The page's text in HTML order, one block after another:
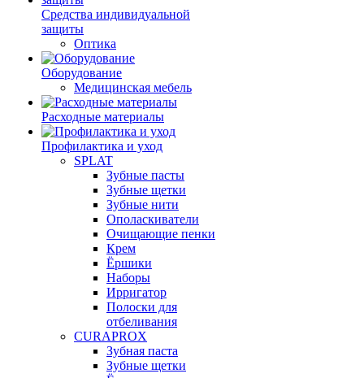
Средства индивидуальной
защиты
Оптика
Оборудование
Медицинская мебель
Расходные материалы
Профилактика и уход
SPLAT
Зубные пасты
Зубные щетки
Зубные нити
Ополаскиватели
Очищающие пенки
Крем
Ёршики
Наборы
Ирригатор
Полоски для
отбеливания
CURAPROX
Зубная паста
Зубные щетки